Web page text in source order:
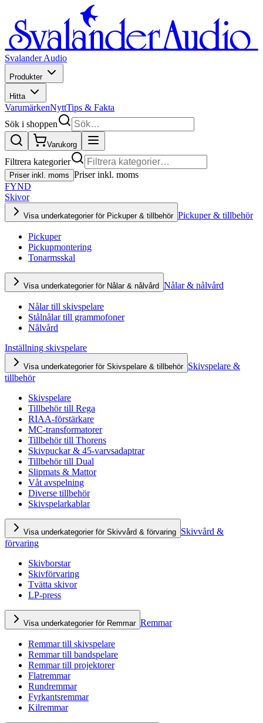
Svalander Audio
Produkter
Hitta
VarumärkenNyttTips & Fakta
Sök i shoppen
Varukorg
Filtrera kategorier
Priser inkl. moms Priser inkl. moms
FYND
Skivor
Visa underkategorier för Pickuper & tillbehör Pickuper & tillbehör
Pickuper
Pickupmontering
Tonarmsskal
Visa underkategorier för Nålar & nålvård Nålar & nålvård
Nålar till skivspelare
Stålnålar till grammofoner
Nålvård
Inställning skivspelare
Visa underkategorier för Skivspelare & tillbehör Skivspelare &
tillbehör
Skivspelare
Tillbehör till Rega
RIAA-förstärkare
MC-transformatorer
Tillbehör till Thorens
Skivpuckar & 45-varvsadaptrar
Tillbehör till Dual
Slipmats & Mattor
Våt avspelning
Diverse tillbehör
Skivspelarkablar
Visa underkategorier för Skivvård & förvaring Skivvård &
förvaring
Skivborstar
Skivförvaring
Tvätta skivor
LP-press
Visa underkategorier för Remmar Remmar
Remmar till skivspelare
Remmar till bandspelare
Remmar till projektorer
Flatremmar
Rundremmar
Fyrkantsremmar
Kilremmar